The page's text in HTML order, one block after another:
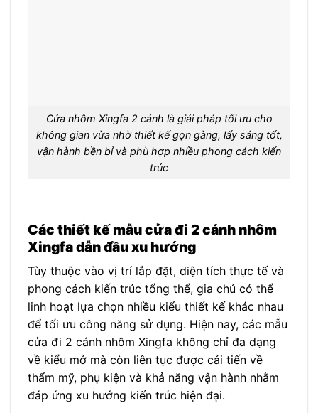
Cửa nhôm Xingfa 2 cánh là giải pháp tối ưu cho
không gian vừa nhờ thiết kế gọn gàng, lấy sáng tốt,
vận hành bền bỉ và phù hợp nhiều phong cách kiến
trúc
Các thiết kế mẫu cửa đi 2 cánh nhôm
Xingfa dẫn đầu xu hướng
Tùy thuộc vào vị trí lắp đặt, diện tích thực tế và
phong cách kiến trúc tổng thể, gia chủ có thể
linh hoạt lựa chọn nhiều kiểu thiết kế khác nhau
để tối ưu công năng sử dụng. Hiện nay, các mẫu
cửa đi 2 cánh nhôm Xingfa không chỉ đa dạng
về kiểu mở mà còn liên tục được cải tiến về
thẩm mỹ, phụ kiện và khả năng vận hành nhằm
đáp ứng xu hướng kiến trúc hiện đại.